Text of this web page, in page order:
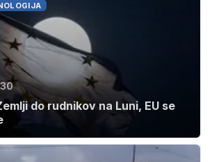
do rudnikov na Luni, EU se